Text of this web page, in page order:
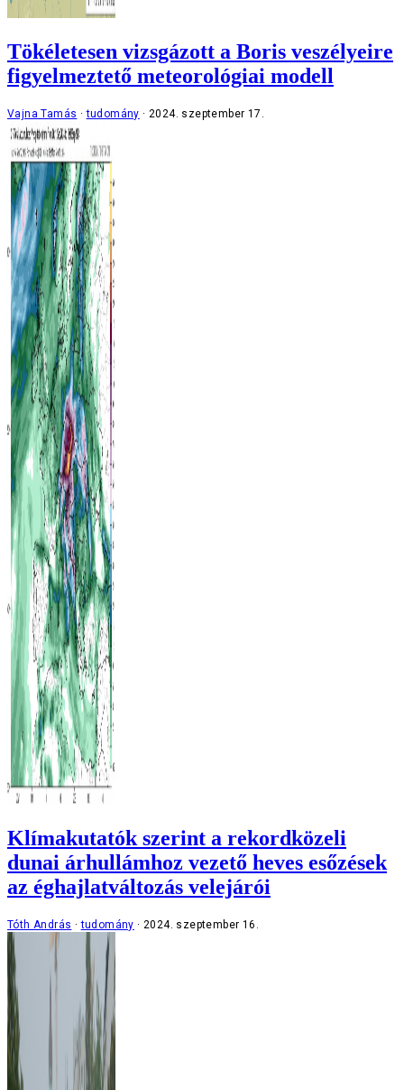
Tökéletesen vizsgázott a Boris veszélyeire
figyelmeztető meteorológiai modell
Vajna Tamás tudomány 2024. szeptember 17.
Klímakutatók szerint a rekordközeli
dunai árhullámhoz vezető heves esőzések
az éghajlatváltozás velejárói
Tóth András tudomány 2024. szeptember 16.